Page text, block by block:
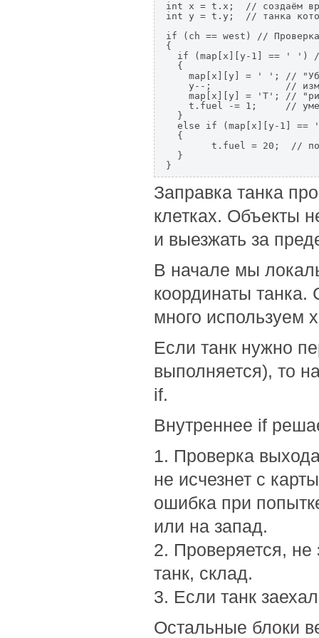
int x = t.x;  // создаём
int y = t.y;  // танка
if (ch == west) // Проверка
{
if (map[x][y-1] == ' ')
  {
map[x][y] = ' '; //
y--;             //
map[x][y] = 'Т'; //
t.fuel -= 1;     //
  }
else if (map[x][y-1] ==
  {
  }
}
Заправка танка
клетках. Объекты
и выезжать за
В начале мы
координаты танка.
много используем
Если танк нужно
выполняется), то
if.
Внутреннее if
1. Проверка
не исчезнет с
ошибка при
или на запад.
2. Проверяется, не
танк, склад.
3. Если танк
Остальные блоки